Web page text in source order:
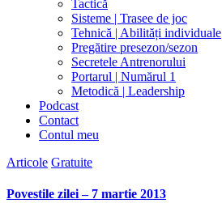
Tactică
Sisteme | Trasee de joc
Tehnică | Abilități individuale
Pregătire presezon/sezon
Secretele Antrenorului
Portarul | Numărul 1
Metodică | Leadership
Podcast
Contact
Contul meu
Articole Gratuite
Povestile zilei – 7 martie 2013